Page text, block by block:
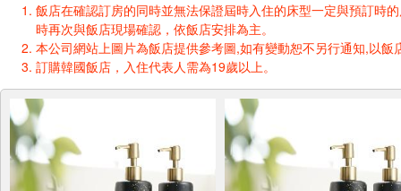
飯店在確認訂房的同時並無法保證屆時入住的床型一定與預訂時
時再次與飯店現場確認，依飯店安排為主。
本公司網站上圖片為飯店提供參考圖,如有變動恕不另行通知,以飯
訂購韓國飯店，入住代表人需為19歲以上。